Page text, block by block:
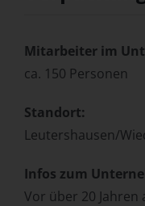
Mitarbeiter im
ca. 150 Personen
Standort:
Leutershausen/
Infos zum
Vor über 20 Jahren